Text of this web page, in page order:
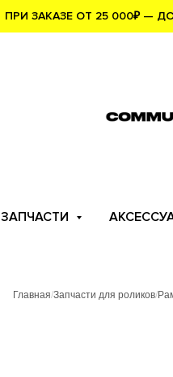
ПРИ ЗАКАЗЕ ОТ 25 000₽—
ЗАПЧАСТИ
Главная/Запчасти для роликов/